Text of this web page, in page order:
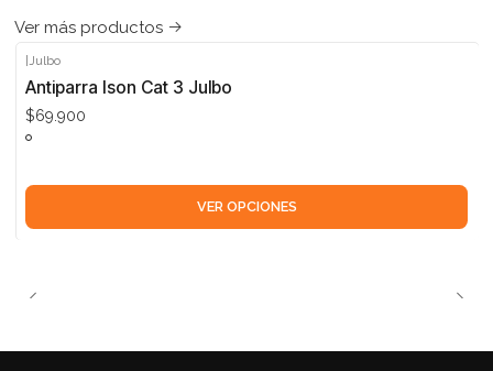
Ver más productos
|Julbo
Antiparra Ison Cat 3 Julbo
$69.900
VER OPCIONES